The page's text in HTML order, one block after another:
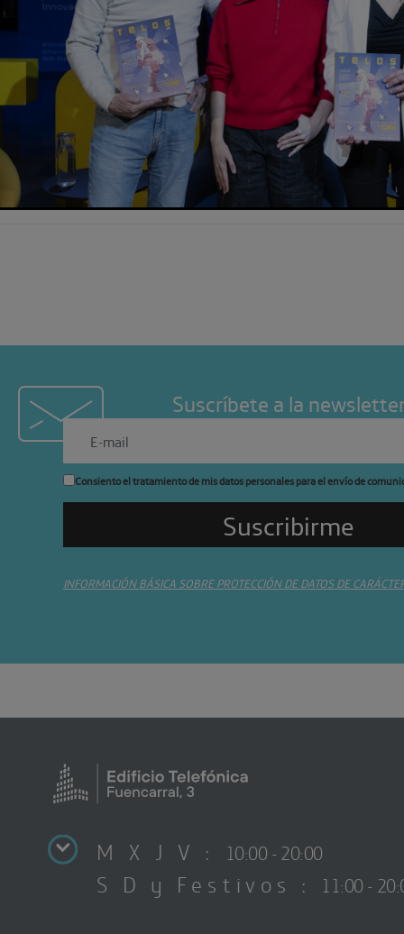
Suscríbete a la
Consiento el tratamiento de mis datos personales para el envío de
INFORMACIÓN BÁSICA SOBRE PROTECCIÓN DE DATOS DE
M X J V : 10:00 - 20:00
S D y Festivos : 11:00 -